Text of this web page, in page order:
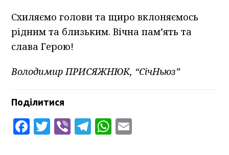
Схиляємо голови та щиро вклоняємось
рідним та близьким. Вічна пам’ять та
слава Герою!
Володимир ПРИСЯЖНЮК, “СічНьюз”
Поділитися
Facebook
Twitter
ViberTelegram
WhatsApp